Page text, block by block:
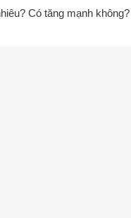
Có tăng mạnh